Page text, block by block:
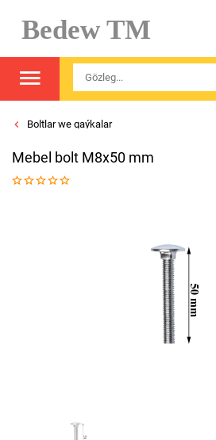
Bedew TM
Boltlar we gaýkalar
Mebel bolt M8x50 mm